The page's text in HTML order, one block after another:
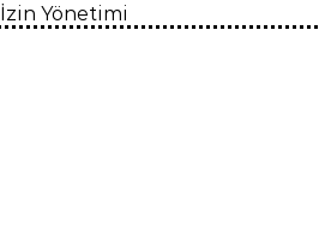
İzin Yönetimi